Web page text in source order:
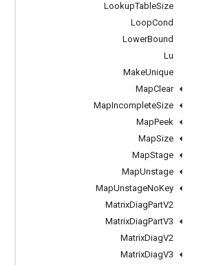
LookupTableSize
LoopCond
LowerBound
Lu
MakeUnique
MapClear
MapIncompleteSize
MapPeek
MapSize
MapStage
MapUnstage
MapUnstageNoKey
MatrixDiagPartV2
MatrixDiagPartV3
MatrixDiagV2
MatrixDiagV3